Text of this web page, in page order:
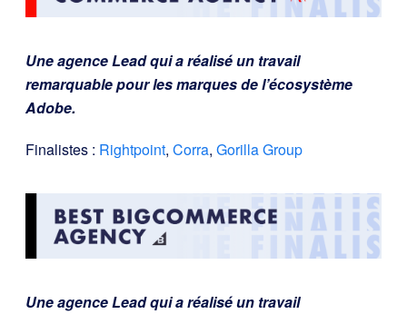
Une agence Lead qui a réalisé un travail
remarquable pour les marques de l’écosystème
Adobe.
Finalistes : Rightpoint, Corra, Gorilla Group
Une agence Lead qui a réalisé un travail